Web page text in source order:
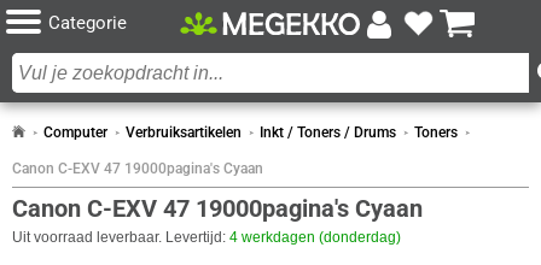
Categorie
Computer Verbruiksartikelen Inkt / Toners / Drums Toners
Canon C-EXV 47 19000pagina's Cyaan
Canon C-EXV 47 19000pagina's Cyaan
Uit voorraad leverbaar. Levertijd: 4 werkdagen (donderdag)